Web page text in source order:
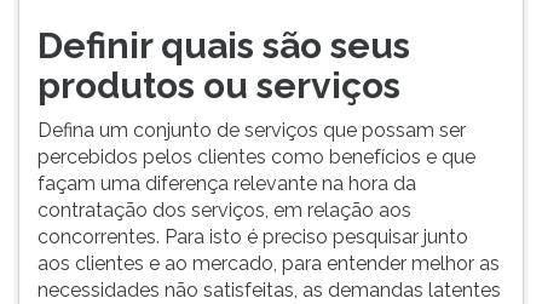
Definir quais são seus
produtos ou serviços
Defina um conjunto de serviços que possam ser
percebidos pelos clientes como benefícios e que
façam uma diferença relevante na hora da
contratação dos serviços, em relação aos
concorrentes. Para isto é preciso pesquisar junto
aos clientes e ao mercado, para entender melhor as
necessidades não satisfeitas, as demandas latentes